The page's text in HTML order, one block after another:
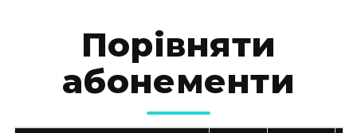
Порівняти
абонементи